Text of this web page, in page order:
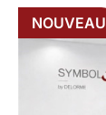
NOUVEAU